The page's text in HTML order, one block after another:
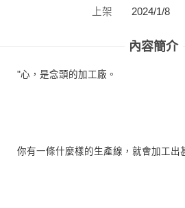
上架
2024/1/8
內容簡介
"心，是念頭的加工廠。
你有一條什麼樣的生產線，就會加工出